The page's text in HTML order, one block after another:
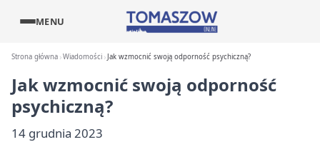
MENU
Strona główna Wiadomości Jak wzmocnić swoją odporność psychiczną?
Jak wzmocnić swoją odporność
psychiczną?
14 grudnia 2023